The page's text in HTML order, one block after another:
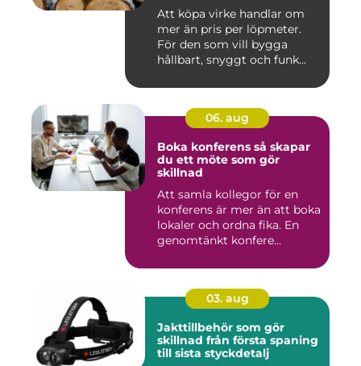
Att köpa virke handlar om
mer än pris per löpmeter.
För den som vill bygga
hållbart, snyggt och funk...
06. aug
Boka konferens så skapar
du ett möte som gör
skillnad
Att samla kollegor för en
konferens är mer än att boka
lokaler och ordna fika. En
genomtänkt konfere...
03. aug
Jakttillbehör som gör
skillnad från första spaning
till sista styckdetalj